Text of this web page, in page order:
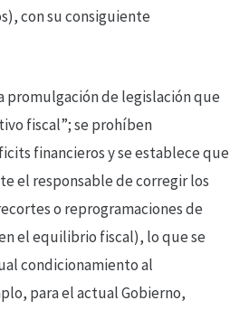
con su consiguiente
promulgación de legislación que
fiscal”; se prohíben
financieros y se establece que
el responsable de corregir los
o reprogramaciones de
el equilibrio fiscal), lo que se
condicionamiento al
para el actual Gobierno,